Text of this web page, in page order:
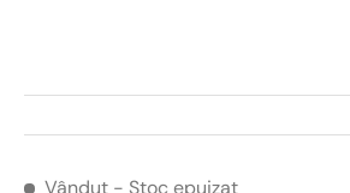
Vândut - Stoc epuizat